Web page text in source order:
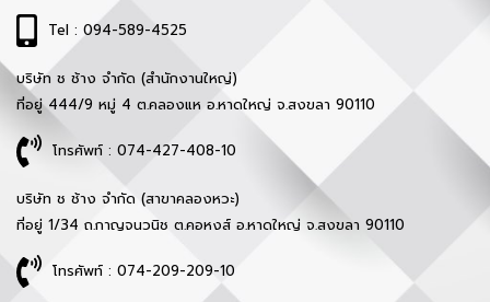
Tel : 094-589-4525
บริษัท ช ช้าง จำกัด (สำนักงานใหญ่)
ที่อยู่ 444/9 หมู่ 4 ต.คลองแห อ.หาดใหญ่ จ.สงขลา 90110
โทรศัพท์ : 074-427-408-10
บริษัท ช ช้าง จำกัด (สาขาคลองหวะ)
ที่อยู่ 1/34 ถ.กาญจนวนิช ต.คอหงส์ อ.หาดใหญ่ จ.สงขลา 90110
โทรศัพท์ : 074-209-209-10